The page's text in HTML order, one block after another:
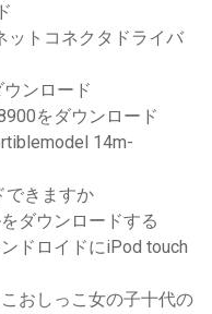
ットコネクタドライバ
ンロード
をダウンロード
14m-
できますか
ダウンロードする
ドロイドにiPod touch
おしっこ女の子十代の